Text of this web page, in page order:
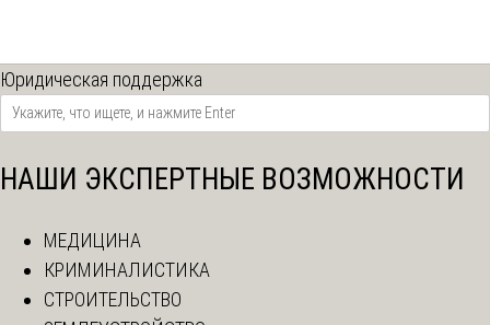
Юридическая поддержка
НАШИ ЭКСПЕРТНЫЕ ВОЗМОЖНОСТИ
МЕДИЦИНА
КРИМИНАЛИСТИКА
СТРОИТЕЛЬСТВО